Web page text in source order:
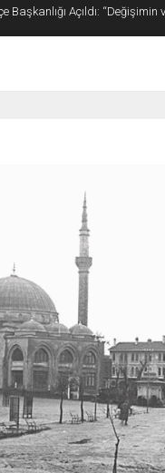
Başkanlığı Açıldı: “Değişimin